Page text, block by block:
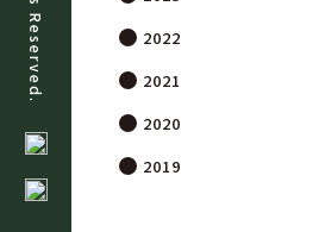
2022
2021
2020
2019